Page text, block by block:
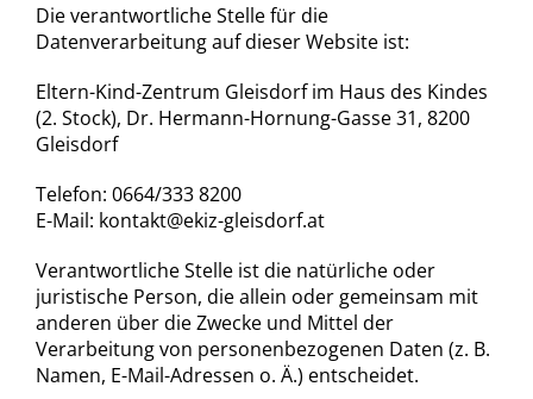
Die verantwortliche Stelle für die
Datenverarbeitung auf dieser Website ist:
Eltern-Kind-Zentrum Gleisdorf im Haus des Kindes
(2. Stock), Dr. Hermann-Hornung-Gasse 31, 8200
Gleisdorf
Telefon: 0664/333 8200
E-Mail: kontakt@ekiz-gleisdorf.at
Verantwortliche Stelle ist die natürliche oder
juristische Person, die allein oder gemeinsam mit
anderen über die Zwecke und Mittel der
Verarbeitung von personenbezogenen Daten (z. B.
Namen, E-Mail-Adressen o. Ä.) entscheidet.